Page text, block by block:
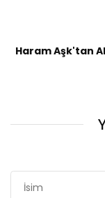
Haram Aşk'tan